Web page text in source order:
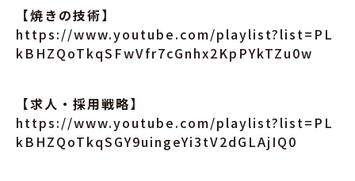
【焼きの技術】
https://www.youtube.com/playlist?list=PL
kBHZQoTkqSFwVfr7cGnhx2KpPYkTZu0w
【求人・採用戦略】
https://www.youtube.com/playlist?list=PL
kBHZQoTkqSGY9uingeYi3tV2dGLAjIQ0